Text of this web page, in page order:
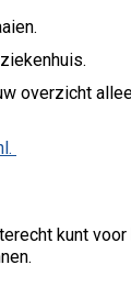
overzicht
kunt